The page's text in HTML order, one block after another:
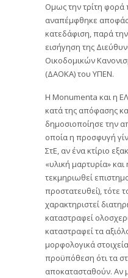
Ομως την τρίτη
αναπέμφθηκε
κατεδάφιση, παρά
εισήγηση της
Οικοδομικών
(ΔΑΟΚΑ) του ΥΠΕΝ.
Η Monumenta και η
κατά της απόφασης
δημοσιοποίησε την
οποία η προσφυγή
ΣτΕ, αν ένα κτίριο
«υλική μαρτυρία»
τεκμηριωθεί
προστατευθεί), τότε
χαρακτηριστεί
καταστραφεί
καταστραφεί τα
μορφολογικά
προϋπόθεση ότι τα
αποκατασταθούν. Αν